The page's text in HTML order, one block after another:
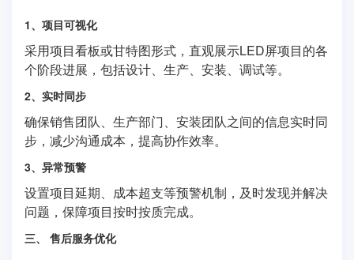
1、项目可视化
采用项目看板或甘特图形式，直观展示LED屏项目的各
个阶段进展，包括设计、生产、安装、调试等。
2、实时同步
确保销售团队、生产部门、安装团队之间的信息实时同
步，减少沟通成本，提高协作效率。
3、异常预警
设置项目延期、成本超支等预警机制，及时发现并解决
问题，保障项目按时按质完成。
三、 售后服务优化